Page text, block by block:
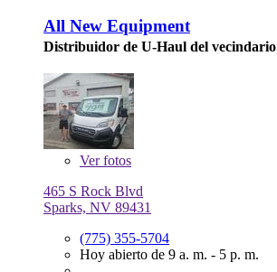
All New Equipment
Distribuidor de U-Haul del vecindario
Verfotos
465 S Rock Blvd
Sparks, NV 89431
(775) 355-5704
Hoy abierto de 9 a. m. - 5 p. m.